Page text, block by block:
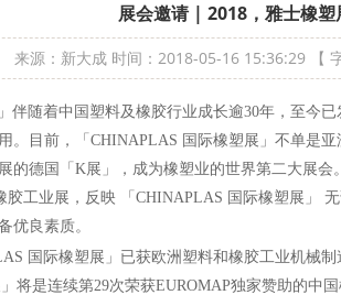
展会邀请 | 2018，雅士橡塑
来源：新大成 时间：2018-05-16 15:36:29 【
伴随着中国塑料及橡胶行业成长逾30年，至今
。目前，「CHINAPLAS 国际橡塑展」不单是
的德国「K展」，成为橡塑业的世界第二大展
工业展，反映 「CHINAPLAS 国际橡塑展」
优良素质。
国际橡塑展」已获欧洲塑料和橡胶工业机械
将是连续第29次荣获EUROMAP独家赞助的中